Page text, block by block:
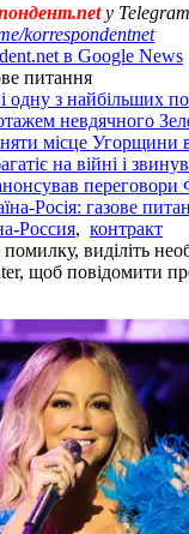
у
korrespondentnet
в Google News
питання
одну з найбільших
невдячного
місце
на війні і
переговори
Росія: газове
Россия, контракт
виділіть
щоб повідомити